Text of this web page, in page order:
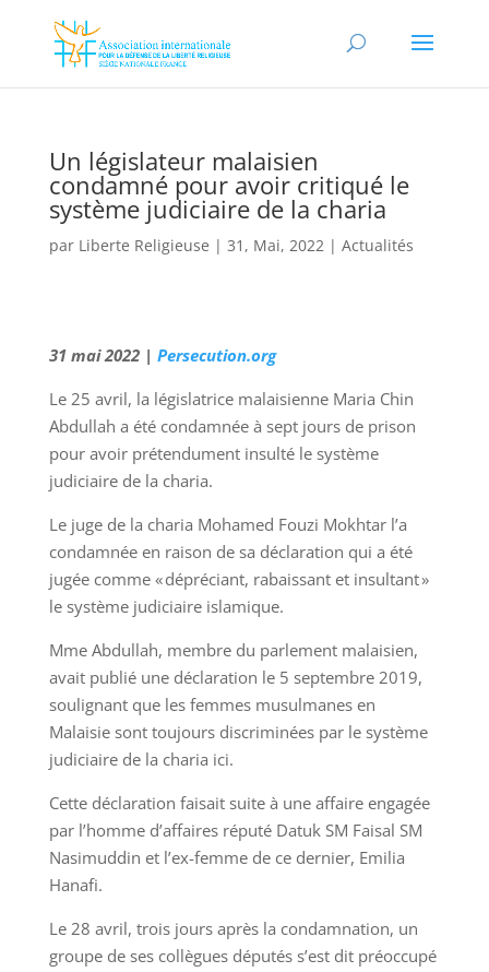
Un législateur malaisien
condamné pour avoir critiqué le
système judiciaire de la charia
par Liberte Religieuse | 31, Mai, 2022| Actualités
31 mai 2022 | Persecution.org
Le 25 avril, la législatrice malaisienne Maria Chin
Abdullah a été condamnée à sept jours de prison
pour avoir prétendument insulté le système
judiciaire de la charia.
Le juge de la charia Mohamed Fouzi Mokhtar l’a
condamnée en raison de sa déclaration qui a été
jugée comme « dépréciant, rabaissant et insultant »
le système judiciaire islamique.
Mme Abdullah, membre du parlement malaisien,
avait publié une déclaration le 5 septembre 2019,
soulignant que les femmes musulmanes en
Malaisie sont toujours discriminées par le système
judiciaire de la charia ici.
Cette déclaration faisait suite à une affaire engagée
par l’homme d’affaires réputé Datuk SM Faisal SM
Nasimuddin et l’ex-femme de ce dernier, Emilia
Hanafi.
Le 28 avril, trois jours après la condamnation, un
groupe de ses collègues députés s’est dit préoccupé